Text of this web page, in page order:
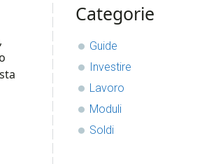
sidebar
Blog
Categorie
Guide
Investire
Lavoro
Moduli
Soldi